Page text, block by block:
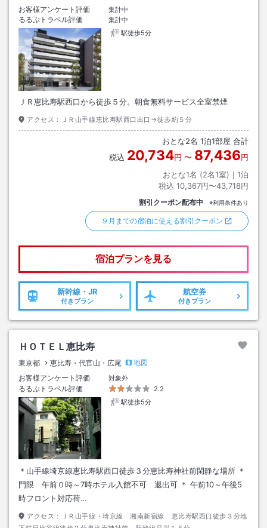
お客様アンケート評価
集計中
るるぶトラベル評価
集計中
駅徒歩5分
ＪＲ恵比寿駅西口から徒歩５分。朝食無料サービス全室禁煙
アクセス： ＪＲ山手線恵比寿駅西口出口→徒歩約５分
おとな2名 1泊1部屋 合計
税込 20,734円 〜 87,436円
おとな1名 (2名1室)｜ 1泊
税込 10,367円〜43,718円
割引クーポン配布中 ※利用条件あり
９月までの宿泊に使える割引クーポン
宿泊プランを見る
新幹線・JR
付きプラン
航空券
付きプラン
ＨＯＴＥＬ恵比寿
東京都 恵比寿・代官山・広尾
地図
お客様アンケート評価
対象外
るるぶトラベル評価
2.2
駅徒歩5分
＊山手線埼京線恵比寿駅西口徒歩３分恵比寿神社前閑静な場所 ＊
門限 午前０時～7時ホテル入館不可 退出可 ＊ 午前10～午後5
時フロント対応荷…
アクセス：
ＪＲ山手線・埼京線 湘南新宿線 恵比寿駅西口徒歩３分地